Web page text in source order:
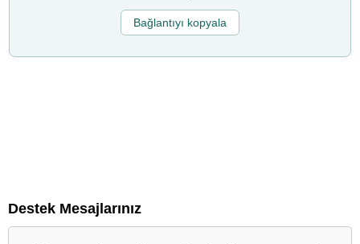
Bağlantıyı kopyala
Destek Mesajlarınız